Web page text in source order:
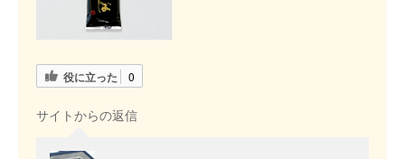
役に立った 0
サイトからの返信